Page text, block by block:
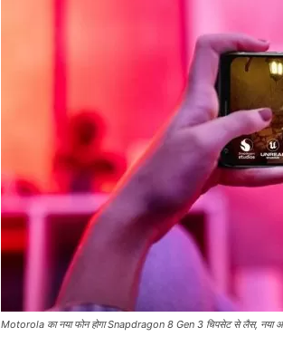
Motorola का नया फोन होगा Snapdragon 8 Gen 3 चिपसेट से लैस, नया